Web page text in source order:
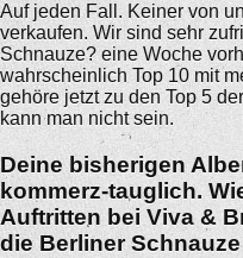
Auf jeden Fall. Keiner von
verkaufen. Wir sind sehr
Schnauze? eine Woche
wahrscheinlich Top 10 mit
gehöre jetzt zu den Top 5
kann man nicht sein.
Deine bisherigen
kommerz-tauglich.
Auftritten bei Viva &
die Berliner